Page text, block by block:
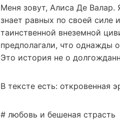
Меня зовут, Алиса Де
знает равных по своей
таинственной внеземной
предполагали, что однажды
Это история не о
В тексте есть: откровенная
# любовь и бешеная страсть